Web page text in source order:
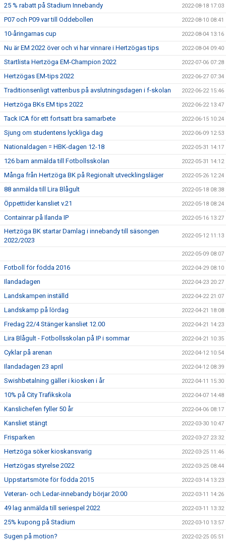
25 % rabatt på Stadium Innebandy 2022-08-18 17:03
P07 och P09 var till Oddebollen 2022-08-10 08:41
10-åringarnas cup 2022-08-04 13:16
Nu är EM 2022 över och vi har vinnare i Hertzögas tips 2022-08-04 09:40
Startlista Hertzöga EM-Champion 2022 2022-07-06 07:28
Hertzögas EM-tips 2022 2022-06-27 07:34
Traditionsenligt vattenbus på avslutningsdagen i f-skolan 2022-06-22 15:46
Hertzöga BKs EM tips 2022 2022-06-22 13:47
Tack ICA för ett fortsatt bra samarbete 2022-06-15 10:24
Sjung om studentens lyckliga dag 2022-06-09 12:53
Nationaldagen = HBK-dagen 12-18 2022-05-31 14:17
126 barn anmälda till Fotbollsskolan 2022-05-31 14:12
Många från Hertzöga BK på Regionalt utvecklingsläger 2022-05-26 12:24
88 anmälda till Lira Blågult 2022-05-18 08:38
Öppettider kansliet v.21 2022-05-18 08:24
Containrar på Ilanda IP 2022-05-16 13:27
Hertzöga BK startar Damlag i innebandy till säsongen
2022/2023
2022-05-12 11:13
2022-05-09 08:07
Fotboll för födda 2016 2022-04-29 08:10
Ilandadagen 2022-04-23 20:27
Landskampen inställd 2022-04-22 21:07
Landskamp på lördag 2022-04-21 18:08
Fredag 22/4 Stänger kansliet 12.00 2022-04-21 14:23
Lira Blågult - Fotbollsskolan på IP i sommar 2022-04-21 10:35
Cyklar på arenan 2022-04-12 10:54
Ilandadagen 23 april 2022-04-12 08:39
Swishbetalning gäller i kiosken i år 2022-04-11 15:30
10% på City Trafikskola 2022-04-07 14:48
Kanslichefen fyller 50 år 2022-04-06 08:17
Kansliet stängt 2022-03-30 10:47
Frisparken 2022-03-27 23:32
Hertzöga söker kioskansvarig 2022-03-25 11:46
Hertzögas styrelse 2022 2022-03-25 08:44
Uppstartsmöte för födda 2015 2022-03-14 13:23
Veteran- och Ledar-innebandy börjar 20:00 2022-03-11 14:26
49 lag anmälda till seriespel 2022 2022-03-11 13:32
25% kupong på Stadium 2022-03-10 13:57
Sugen på motion? 2022-02-25 05:51